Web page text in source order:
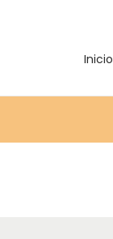
Inicio